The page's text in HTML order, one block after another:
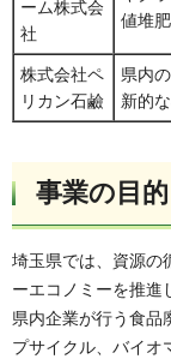
ーム株式会
社
値堆
株式会社ペ
リカン石鹼
県内
新的
事業の目的
埼玉県では、資源の
ーエコノミーを推進
県内企業が行う食品
プサイクル、バイオ